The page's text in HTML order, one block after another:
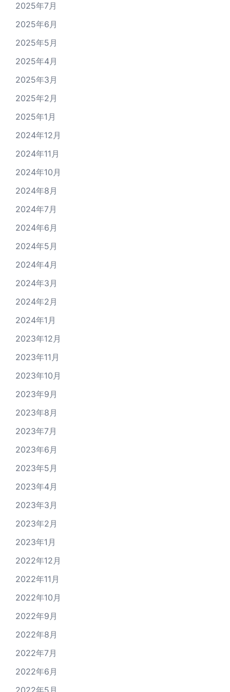
2025年7月
2025年6月
2025年5月
2025年4月
2025年3月
2025年2月
2025年1月
2024年12月
2024年11月
2024年10月
2024年8月
2024年7月
2024年6月
2024年5月
2024年4月
2024年3月
2024年2月
2024年1月
2023年12月
2023年11月
2023年10月
2023年9月
2023年8月
2023年7月
2023年6月
2023年5月
2023年4月
2023年3月
2023年2月
2023年1月
2022年12月
2022年11月
2022年10月
2022年9月
2022年8月
2022年7月
2022年6月
2022年5月